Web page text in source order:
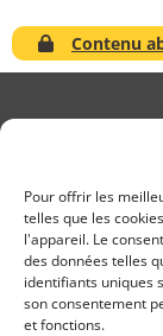
Pour offrir les
telles que les
l'appareil. Le
des données telles
identifiants uniques
son consentement
et fonctions.
Contenu
Conseils